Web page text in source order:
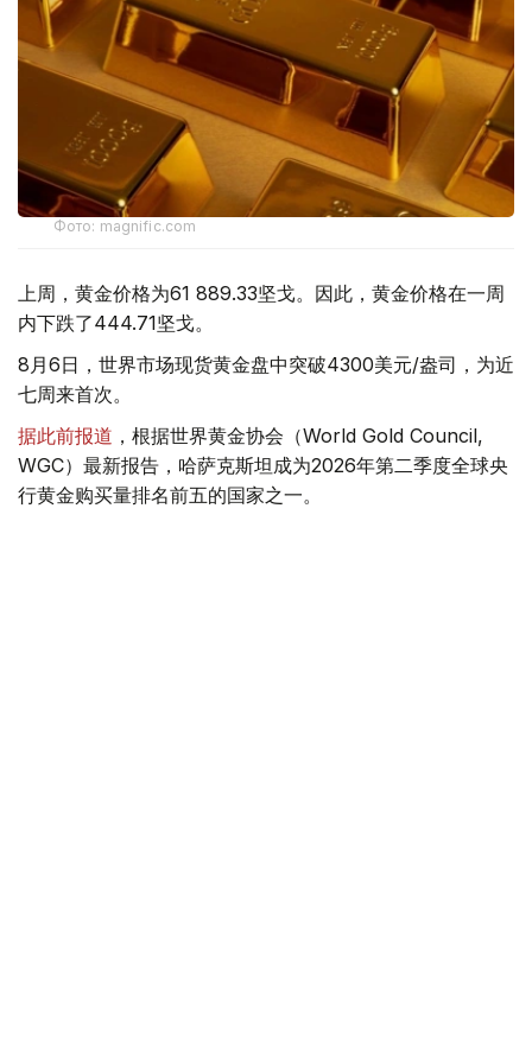
Фото: magnific.com
上周，黄金价格为61 889.33坚戈。因此，黄金价格在一周
内下跌了444.71坚戈。
8月6日，世界市场现货黄金盘中突破4300美元/盎司，为近
七周来首次。
据此前报道 ，根据世界黄金协会（World Gold Council,
WGC）最新报告，哈萨克斯坦成为2026年第二季度全球央
行黄金购买量排名前五的国家之一。